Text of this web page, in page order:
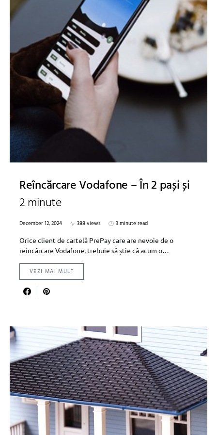
Reîncărcare Vodafone – În 2 pași și
2 minute
December 12, 2024 388 views
3 minute read
Orice client de cartelă PrePay care are nevoie de o
reîncărcare Vodafone, trebuie să știe că acum o…
VEZI MAI MULT